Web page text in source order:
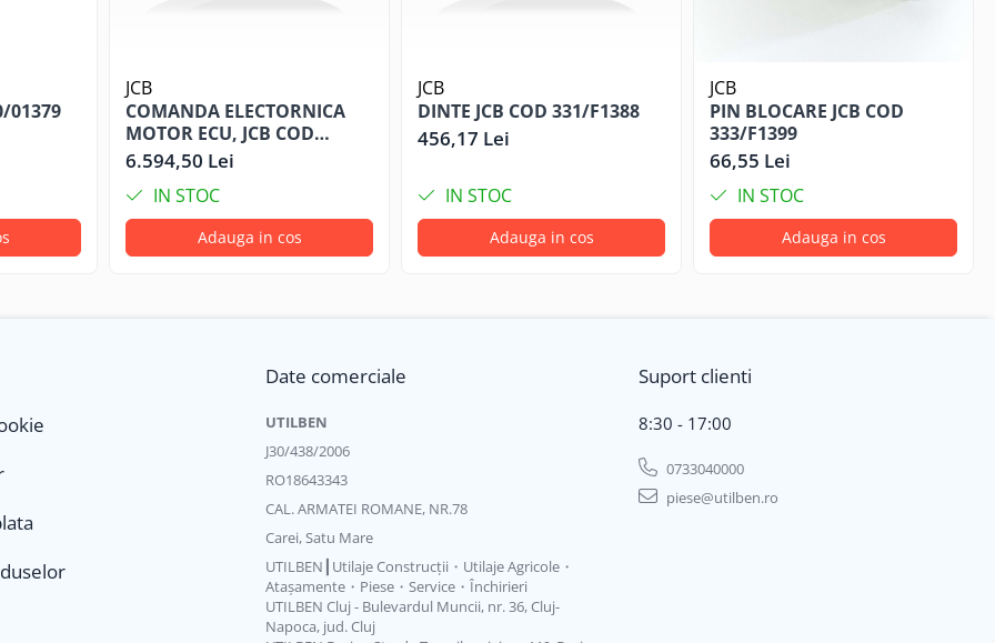
01379
JCB
COMANDA ELECTORNICA
MOTOR ECU, JCB COD
334/T3460
6.594,50 Lei
IN STOC
Adauga in cos
JCB
DINTE JCB COD 331/F1388
456,17 Lei
IN STOC
Adauga in cos
JCB
PIN BLOCARE JCB COD
333/F1399
66,55 Lei
IN STOC
Adauga in cos
Date comerciale
UTILBEN
J30/438/2006
RO18643343
CAL. ARMATEI ROMANE, NR.78
Carei, Satu Mare
UTILBEN┃Utilaje Construcții・Utilaje Agricole・
Atașamente・Piese・Service・Închirieri
UTILBEN Cluj - Bulevardul Muncii, nr. 36, Cluj-
Napoca, jud. Cluj
Suport clienti
8:30 - 17:00
0733040000
piese@utilben.ro